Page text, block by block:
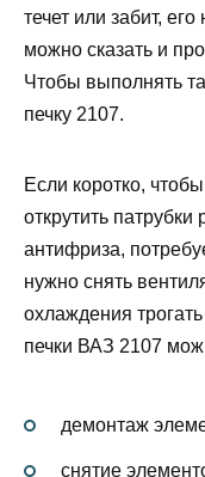
течет или забит,
можно сказать и
Чтобы выполнять
печку 2107.
Если коротко,
открутить
антифриза,
нужно снять
охлаждения
печки ВАЗ 2107
демонтаж
снятие